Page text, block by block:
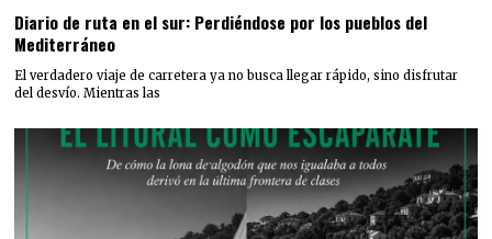
Diario de ruta en el sur: Perdiéndose por los pueblos del
Mediterráneo
El verdadero viaje de carretera ya no busca llegar rápido, sino disfrutar
del desvío. Mientras las